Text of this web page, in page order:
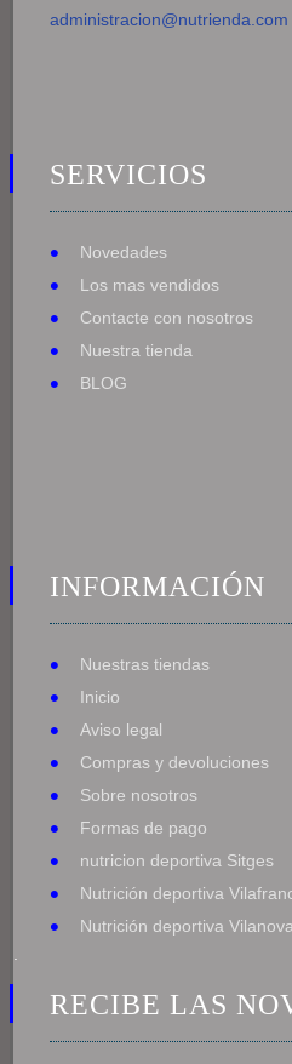
administracion@nutrienda.com
SERVICIOS
Novedades
Los mas vendidos
Contacte con nosotros
Nuestra tienda
BLOG
INFORMACIÓN
Nuestras tiendas
Inicio
Aviso legal
Compras y devoluciones
Sobre nosotros
Formas de pago
nutricion deportiva Sitges
Nutrición deportiva
Nutrición deportiva
RECIBE LAS